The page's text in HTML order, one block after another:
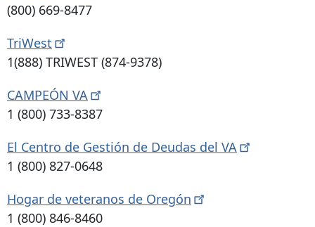
(800) 669-8477
TriWest
1(888) TRIWEST ​​(874-9378)
CAMPEÓN VA
1 (800) 733-8387
El Centro de Gestión de Deudas del VA
1 (800) 827-0648
Hogar de veteranos de Oregón
1 (800) 846-8460